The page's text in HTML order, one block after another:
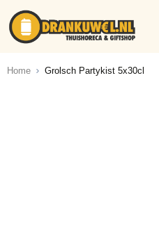
Ga naar de inhoud
Home Grolsch Partykist 5x30cl